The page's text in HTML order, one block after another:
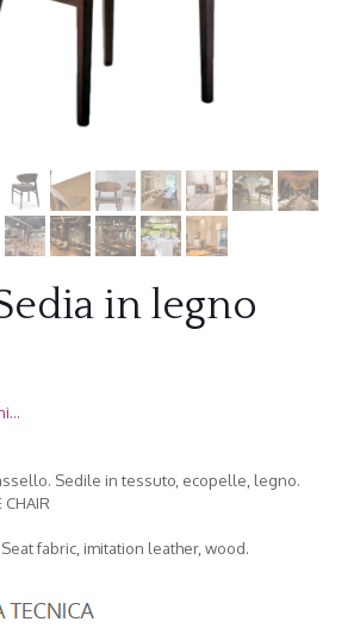
in legno
Sedile in tessuto, ecopelle, legno.
CHAIR
fabric, imitation leather, wood.